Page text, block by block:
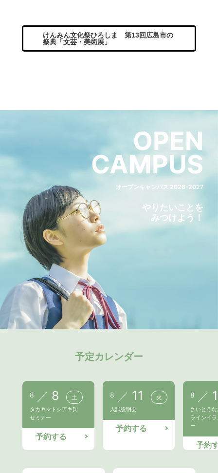
けんみん文化祭ひろしま 第13回広島市の
祭典「文芸・美術展」
OPEN
CAMPUS
オープンキャンパス 2026-2027
やりたいことを
みつけよう！
予定カレンダー
8 8 土
タカヤマトシアキ氏
セミナー
予約する
8 11 火
入試説明会
予約する
8
さいとう
ラインイ
ー
予約